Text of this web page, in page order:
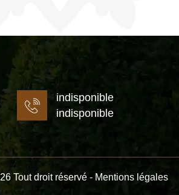
indisponible
indisponible
Tout droit réservé - Mentions légales